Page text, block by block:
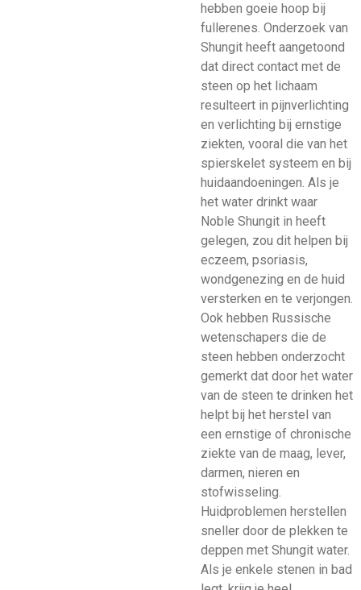
hebben goeie hoop bij
fullerenes. Onderzoek van
Shungit heeft aangetoond
dat direct contact met de
steen op het lichaam
resulteert in pijnverlichting
en verlichting bij ernstige
ziekten, vooral die van het
spierskelet systeem en bij
huidaandoeningen. Als je
het water drinkt waar
Noble Shungit in heeft
gelegen, zou dit helpen bij
eczeem, psoriasis,
wondgenezing en de huid
versterken en te verjongen.
Ook hebben Russische
wetenschapers die de
steen hebben onderzocht
gemerkt dat door het water
van de steen te drinken het
helpt bij het herstel van
een ernstige of chronische
ziekte van de maag, lever,
darmen, nieren en
stofwisseling.
Huidproblemen herstellen
sneller door de plekken te
deppen met Shungit water.
Als je enkele stenen in bad